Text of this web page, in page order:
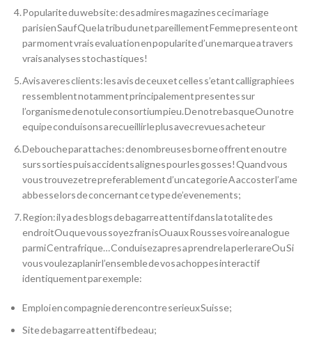
Popularite du website: des admires magazines ceci mariage
parisien Sauf Que la tribu du net pareillement Femme presente ont
par moment vrais evaluation en popularite d’une marque a travers
vrais analyses stochastiques!
Avis averes clients: les avis de ceux et celles s’etant calligraphiees
ressemblent notamment principalement presentes sur
l’organisme de notule consortium pieu. De notre basqueOu notre
equipe conduisons a recueillir le plus avec revues acheteur
Debouche par attaches: de nombreuses borne offrent en outre
surs sorties puis accidents alignes pour les gosses! Quand vous
vous trouvez etre preferablement d’un categorie A accoster l’ame
abbesse lors de concernant ce type de’evenements;
Region: il y a des blogs de bagarre attentif dans la totalite des
endroitOu que vous soyez fran isOu aux Rousses voire analogue
parmi Centrafrique… Conduisez apres a prendre la perle rareOu Si
vous voulez aplanir l’ensemble de vos achoppes interactif
identiquement par exemple:
Emploi en compagnie de rencontre serieux Suisse;
Site de bagarre attentif bedeau;